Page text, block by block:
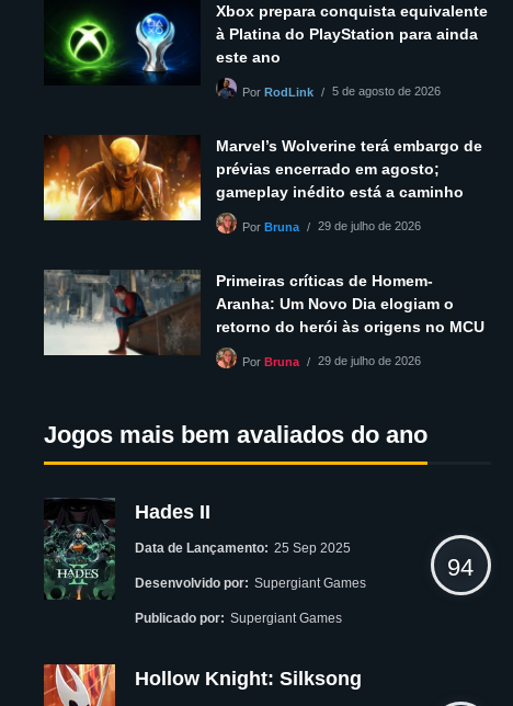
Xbox prepara conquista equivalente
à Platina do PlayStation para ainda
este ano
PorRodLink 5 de agosto de 2026
Marvel’s Wolverine terá embargo de
prévias encerrado em agosto;
gameplay inédito está a caminho
PorBruna 29 de julho de 2026
Primeiras críticas de Homem-
Aranha: Um Novo Dia elogiam o
retorno do herói às origens no MCU
PorBruna 29 de julho de 2026
Jogos mais bem avaliados do ano
Hades II
Data de Lançamento: 25 Sep 2025
Desenvolvido por: Supergiant Games
Publicado por: Supergiant Games
94
Hollow Knight: Silksong